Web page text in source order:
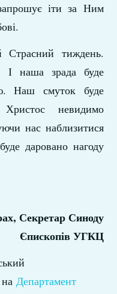
іти за Ним
Страсний тиждень.
І наша зрада буде
Наш смуток буде
невидимо
нас наблизитися
даровано нагоду
Секретар Синоду
Єпископів УГКЦ
Департамент